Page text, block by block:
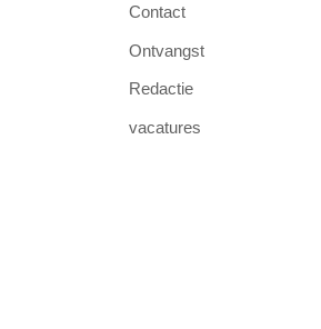
Contact
Ontvangst
Redactie
vacatures